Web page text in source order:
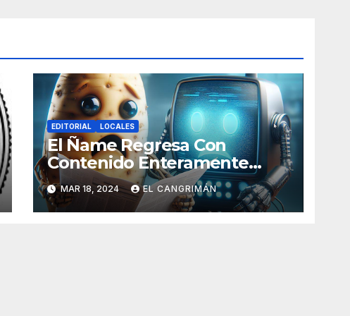
EDITORIAL LOCALES
El Ñame Regresa Con
Contenido Enteramente
Generado Por Inteligencia
Artificial
MAR 18, 2024 EL CANGRIMÁN